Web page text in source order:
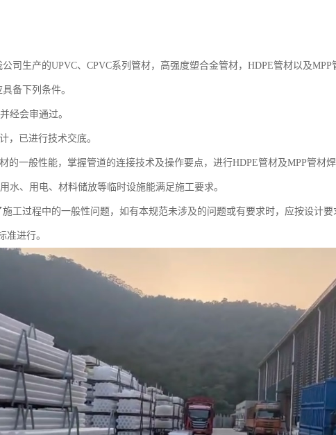
司生产的UPVC、CPVC系列管材，高强度塑合金管材，HDPE管材以及MPP
备下列条件。
经会审通过。
，已进行技术交底。
的一般性能，掌握管道的连接技术及操作要点，进行HDPE管材及MPP管材
水、用电、材料储放等临时设施能满足施工要求。
工过程中的一般性问题，如有本规范未涉及的问题或有要求时，应按设计
准进行。